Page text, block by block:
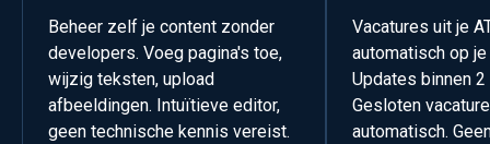
Beheer zelf je content zonder
developers. Voeg pagina's toe,
wijzig teksten, upload
afbeeldingen. Intuïtieve editor,
geen technische kennis vereist.
Vacatures uit je
automatisch op
Updates binnen
Gesloten
automatisch.